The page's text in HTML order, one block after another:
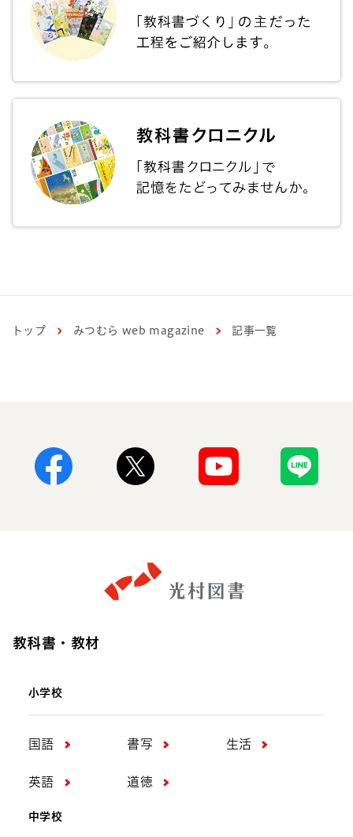
トップ みつむら web magazine 記事一覧
教科書・教材
小学校
国語 書写 生活
英語 道徳
中学校